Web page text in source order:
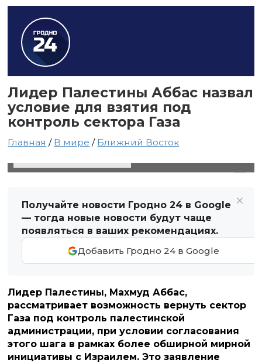
Лидер Палестины Аббас назвал
условие для взятия под
контроль сектора Газа
Главная / В мире / Ближний Восток
Получайте новости Гродно 24 в Google
— тогда новые новости будут чаще
появляться в ваших рекомендациях.
Добавить Гродно 24 в Google
Лидер Палестины, Махмуд Аббас,
рассматривает возможность вернуть сектор
Газа под контроль палестинской
администрации, при условии согласования
этого шага в рамках более обширной мирной
инициативы с Израилем. Это заявление